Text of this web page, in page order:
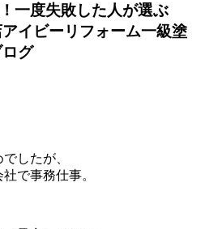
一度失敗した人が選ぶ
イビーリフォーム一級塗
グ
したが、
で事務仕事。